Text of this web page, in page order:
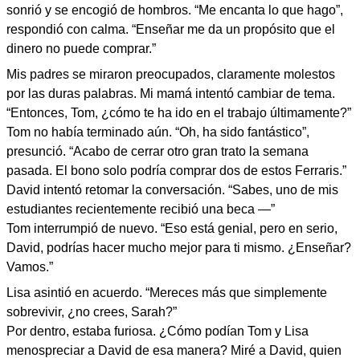
sonrió y se encogió de hombros. “Me encanta lo que hago”,
respondió con calma. “Enseñar me da un propósito que el
dinero no puede comprar.”
Mis padres se miraron preocupados, claramente molestos
por las duras palabras. Mi mamá intentó cambiar de tema.
“Entonces, Tom, ¿cómo te ha ido en el trabajo últimamente?”
Tom no había terminado aún. “Oh, ha sido fantástico”,
presunció. “Acabo de cerrar otro gran trato la semana
pasada. El bono solo podría comprar dos de estos Ferraris.”
David intentó retomar la conversación. “Sabes, uno de mis
estudiantes recientemente recibió una beca —”
Tom interrumpió de nuevo. “Eso está genial, pero en serio,
David, podrías hacer mucho mejor para ti mismo. ¿Enseñar?
Vamos.”
Lisa asintió en acuerdo. “Mereces más que simplemente
sobrevivir, ¿no crees, Sarah?”
Por dentro, estaba furiosa. ¿Cómo podían Tom y Lisa
menospreciar a David de esa manera? Miré a David, quien